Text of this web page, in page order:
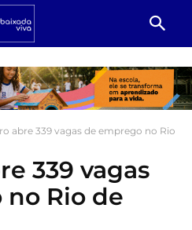
abre 339 vagas de emprego no Rio
339 vagas
Rio de